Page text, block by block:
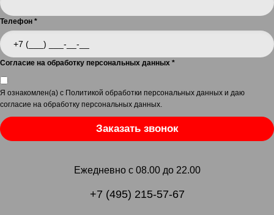
Телефон *
Согласие на обработку персональных данных *
Я ознакомлен(а) с Политикой обработки персональных данных и даю
согласие на обработку персональных данных
Заказать звонок
Ежедневно с 08.00 до 22.00
+7 (495) 215-57-67